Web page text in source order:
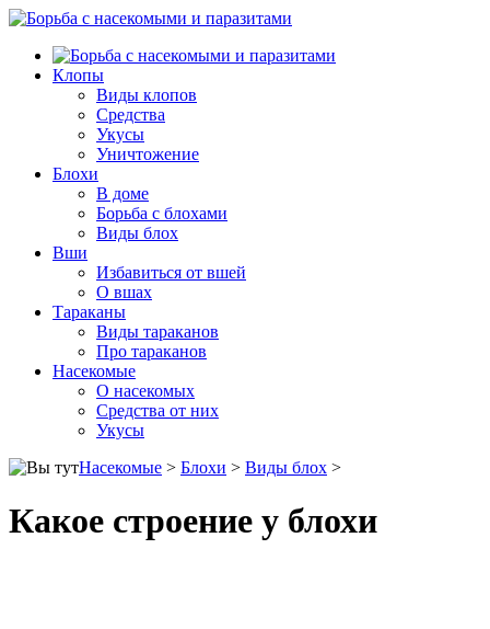
Клопы
Виды клопов
Средства
Укусы
Уничтожение
Блохи
В доме
Борьба с блохами
Виды блох
Вши
Избавиться от вшей
О вшах
Тараканы
Виды тараканов
Про тараканов
Насекомые
О насекомых
Средства от них
Укусы
Насекомые > Блохи > Виды блох >
Какое строение у блохи